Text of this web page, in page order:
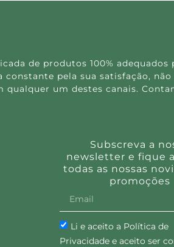
de produtos 100% adequados
pela sua satisfação, não
um destes canais.
Subscreva a
newsletter e fique
todas as nossas
promoções
Li e aceito a Política de
Privacidade e aceito ser